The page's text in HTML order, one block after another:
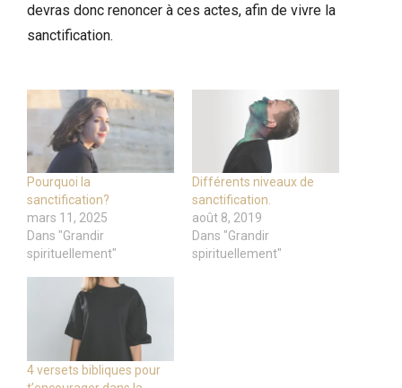
devras donc renoncer à ces actes, afin de vivre la
sanctification.
Pourquoi la
sanctification?
mars 11, 2025
Dans "Grandir
spirituellement"
Différents niveaux de
sanctification.
août 8, 2019
Dans "Grandir
spirituellement"
4 versets bibliques pour